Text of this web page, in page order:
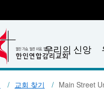
우리의 신앙
교회 찾기 Main Street